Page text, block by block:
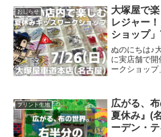
のPOP UPイ
しました
おしらせ
大塚屋で
レジャー
ショップ
ぬのにちは♪
に実店舗で開
ークショップ
る、２日間限
容は各店ごと
プリント生地
広がる、
夏休み』(
ーデン・